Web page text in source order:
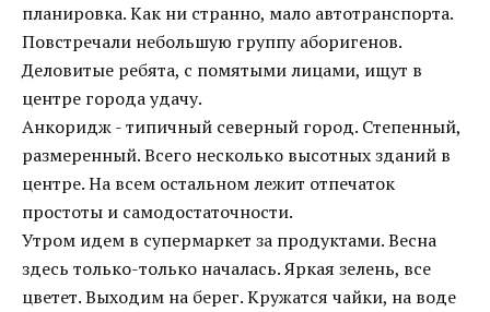
планировка. Как ни странно, мало автотранспорта.
Повстречали небольшую группу аборигенов.
Деловитые ребята, с помятыми лицами, ищут в
центре города удачу.
Анкоридж - типичный северный город. Степенный,
размеренный. Всего несколько высотных зданий в
центре. На всем остальном лежит отпечаток
простоты и самодостаточности.
Утром идем в супермаркет за продуктами. Весна
здесь только-только началась. Яркая зелень, все
цветет. Выходим на берег. Кружатся чайки, на воде